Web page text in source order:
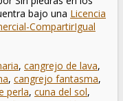
bajo una Licencia
CompartirIgual
, cangrejo de lava,
, cangrejo fantasma,
perla, cuna del sol,